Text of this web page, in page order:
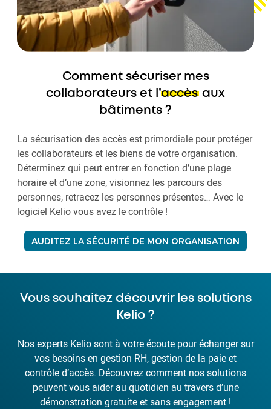
Comment sécuriser mes
collaborateurs et l’accèsaux
bâtiments ?
La sécurisation des accès est primordiale pour protéger
les collaborateurs et les biens de votre organisation.
Déterminez qui peut entrer en fonction d’une plage
horaire et d’une zone, visionnez les parcours des
personnes, retracez les personnes présentes… Avec le
logiciel Kelio vous avez le contrôle !
AUDITEZ LA SÉCURITÉ DE MON ORGANISATION
Vous souhaitez découvrir les solutions
Kelio ?
Nos experts Kelio sont à votre écoute pour échanger sur
vos besoins en gestion RH, gestion de la paie et
contrôle d’accès. Découvrez comment nos solutions
peuvent vous aider au quotidien au travers d’une
démonstration gratuite et sans engagement !